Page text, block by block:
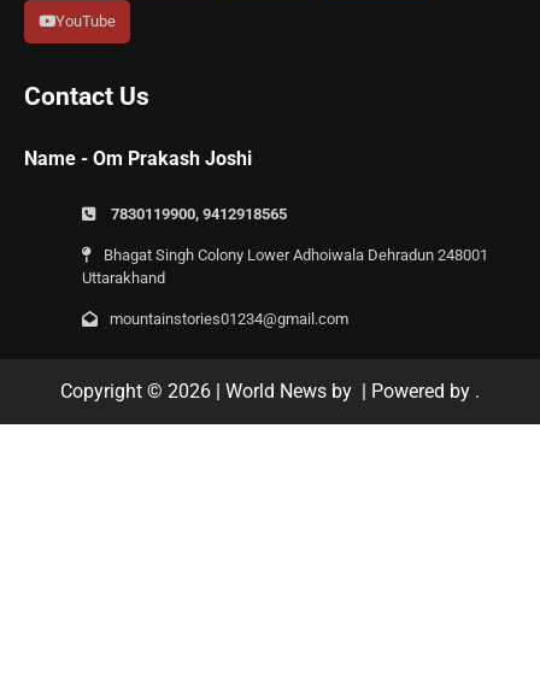
YouTube
Contact Us
Name - Om Prakash Joshi
7830119900, 9412918565
Bhagat Singh Colony Lower Adhoiwala Dehradun 248001
Uttarakhand
mountainstories01234@gmail.com
Copyright © 2026 | World News by | Powered by .